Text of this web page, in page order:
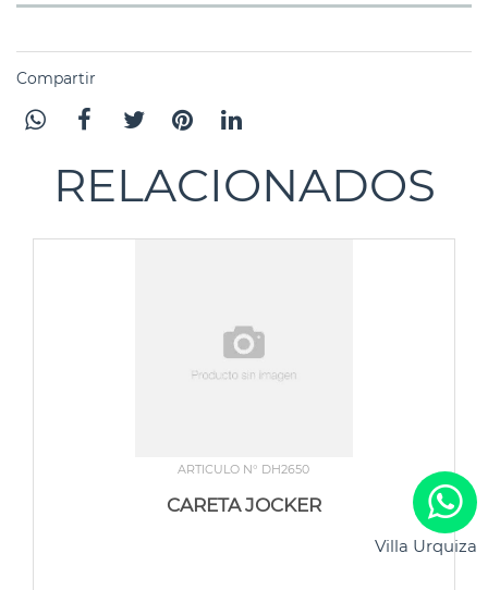
Villa Urquiza
Compartir
RELACIONADOS
ARTICULO N° DH2650
CARETA JOCKER